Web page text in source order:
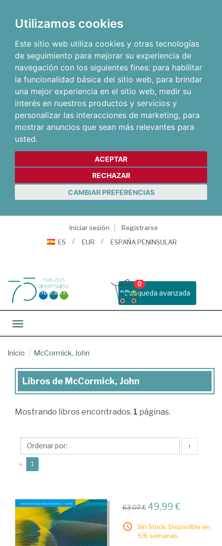
Utilizamos cookies
Este sitio web utiliza cookies y otras tecnologías
de seguimiento para mejorar su experiencia de
navegación con los siguientes fines: para habilitar
la funcionalidad básica del sitio web, para brindar
una mejor experiencia en el sitio web, medir su
interés en nuestros productos y servicios y
personalizar las interacciones de marketing, para
mostrar anuncios que sean más relevantes para
usted.
ACEPTAR
RECHAZAR
CAMBIAR PREFERENCIAS
Iniciar sesión
Registrarse
ES
EUR ESPAÑA PENINSULAR
Busqueda avanzada
0
Toggle navigation
Inicio McCormick, John
Libros
McCormick,
Libros de McCormick, John
Mostrando libros encontrados. 1 páginas.
↑
« 1
63,07 € 49,99 €
Sin Stock. Disponible en
5/6 semanas.